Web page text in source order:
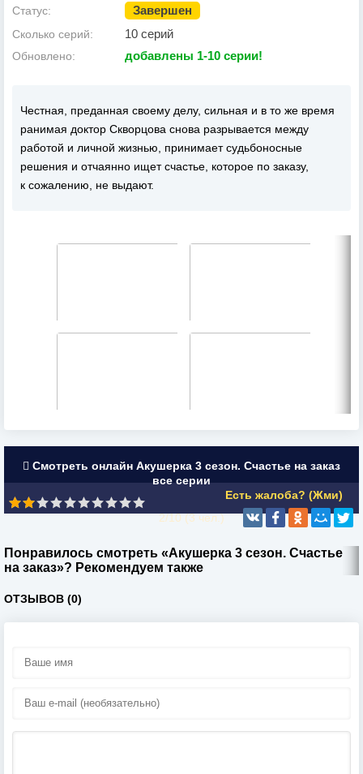
Статус: Завершен
Сколько серий: 10 серий
Обновлено: добавлены 1-10 серии!
Честная, преданная своему делу, сильная и в то же время
ранимая доктор Скворцова снова разрывается между
работой и личной жизнью, принимает судьбоносные
решения и отчаянно ищет счастье, которое по заказу,
к сожалению, не выдают.
Смотреть онлайн Акушерка 3 сезон. Счастье на заказ
все серии
Есть жалоба? (Жми)
2/10 (3чел.)
Понравилось смотреть «Акушерка 3 сезон. Счастье
на заказ»? Рекомендуем также
ОТЗЫВОВ (0)